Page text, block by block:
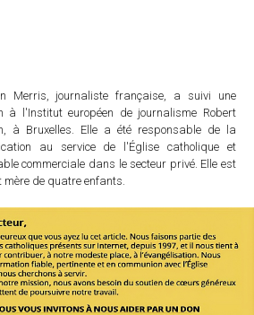
Merris, journaliste française, a suivi une
à l'Institut européen de journalisme Robert
à Bruxelles. Elle a été responsable de la
au service de l'Église catholique et
commerciale dans le secteur privé. Elle est
mère de quatre enfants.